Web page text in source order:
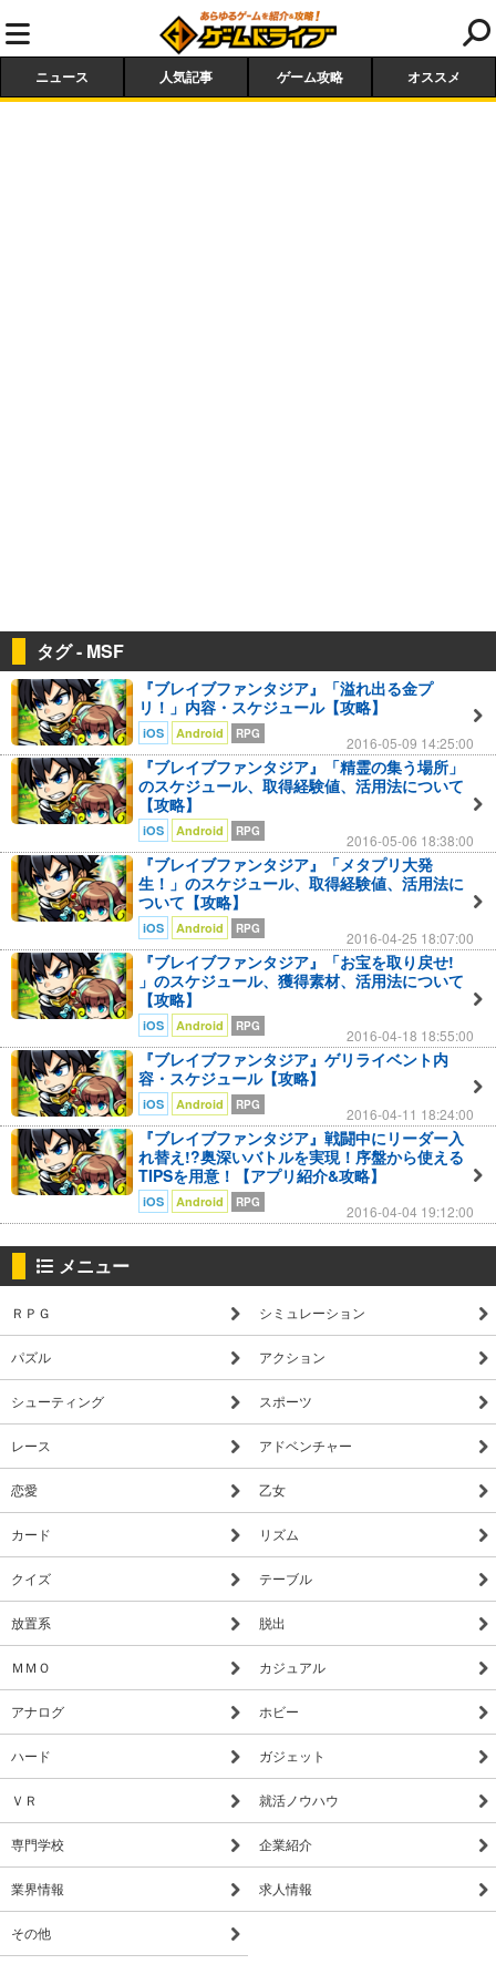
ニュース 人気記事 ゲーム攻略 オススメ
タグ - MSF
『ブレイブファンタジア』「溢れ出る金プ
リ！」内容・スケジュール【攻略】
iOS Android RPG 2016-05-09 14:25:00
『ブレイブファンタジア』「精霊の集う場所」
のスケジュール、取得経験値、活用法について
【攻略】
iOS Android RPG 2016-05-06 18:38:00
『ブレイブファンタジア』「メタプリ大発
生！」のスケジュール、取得経験値、活用法に
ついて【攻略】
iOS Android RPG 2016-04-25 18:07:00
『ブレイブファンタジア』「お宝を取り戻せ!
」のスケジュール、獲得素材、活用法について
【攻略】
iOS Android RPG 2016-04-18 18:55:00
『ブレイブファンタジア』ゲリライベント内
容・スケジュール【攻略】
iOS Android RPG 2016-04-11 18:24:00
『ブレイブファンタジア』戦闘中にリーダー入
れ替え!?奥深いバトルを実現！序盤から使える
TIPSを用意！【アプリ紹介&攻略】
iOS Android RPG 2016-04-04 19:12:00
メニュー
ＲＰＧ シミュレーション
パズル アクション
シューティング スポーツ
レース アドベンチャー
恋愛 乙女
カード リズム
クイズ テーブル
放置系 脱出
ＭＭＯ カジュアル
アナログ ホビー
ハード ガジェット
ＶＲ 就活ノウハウ
専門学校 企業紹介
業界情報 求人情報
その他